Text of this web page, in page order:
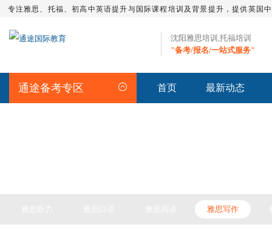
专注雅思、托福、初高中英语提升与国际课程培训及背景提升，提供英国
沈阳雅思培训,托福培训
"备考/报名/一站式服务"
通途备考专区 首页 最新动态
雅思写作